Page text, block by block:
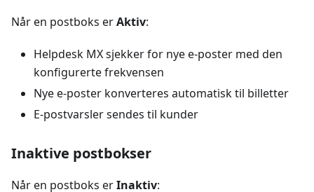
Når en postboks erAktiv:
Helpdesk MX sjekker for nye e-poster med den
konfigurerte frekvensen
Nye e-poster konverteres automatisk til billetter
E-postvarsler sendes til kunder
Inaktive postbokser
Når en postboks erInaktiv: